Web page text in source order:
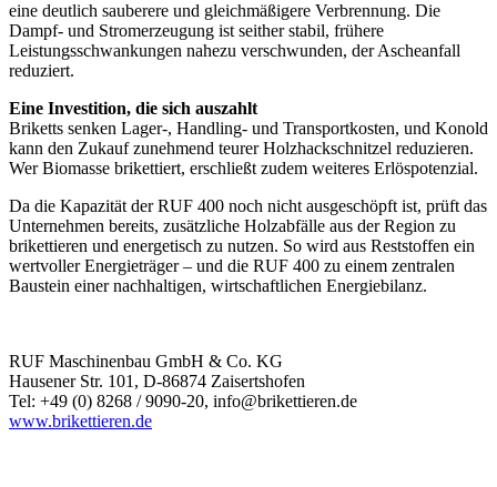
eine deutlich sauberere und gleichmäßigere Verbrennung. Die
Dampf- und Stromerzeugung ist seither stabil, frühere
Leistungsschwankungen nahezu verschwunden, der Ascheanfall
reduziert.
Eine Investition, die sich auszahlt
Briketts senken Lager-, Handling- und Transportkosten, und Konold
kann den Zukauf zunehmend teurer Holzhackschnitzel reduzieren.
Wer Biomasse brikettiert, erschließt zudem weiteres Erlöspotenzial.
Da die Kapazität der RUF 400 noch nicht ausgeschöpft ist, prüft das
Unternehmen bereits, zusätzliche Holzabfälle aus der Region zu
brikettieren und energetisch zu nutzen. So wird aus Reststoffen ein
wertvoller Energieträger – und die RUF 400 zu einem zentralen
Baustein einer nachhaltigen, wirtschaftlichen Energiebilanz.
RUF Maschinenbau GmbH & Co. KG
Hausener Str. 101, D-86874 Zaisertshofen
Tel: +49 (0) 8268 / 9090-20, info@brikettieren.de
www.brikettieren.de